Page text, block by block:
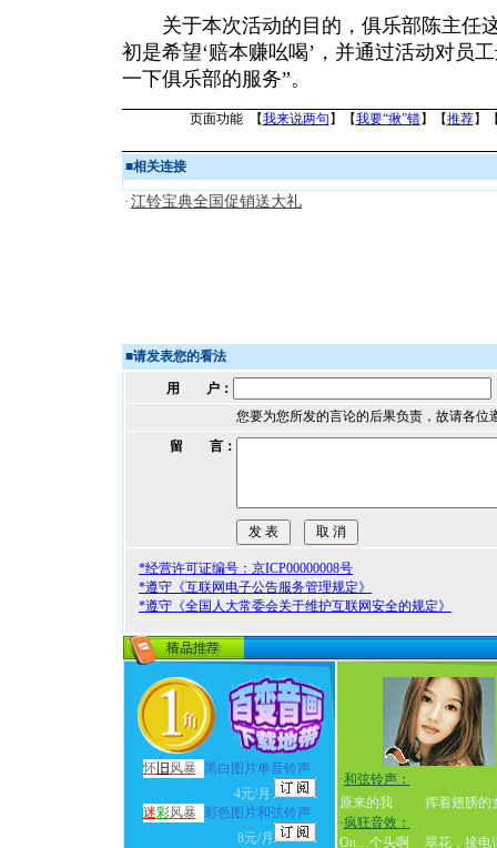
关于本次活动的目的，俱乐部陈主任
初是希望‘赔本赚吆喝’，并通过活动对员
一下俱乐部的服务”。
页面功能 【我来说两句 】【我要“揪”错】【推荐】
■相关连接
· 江铃宝典全国促销送大礼
■请发表您的看法
用 户：
您要为您所发的言论的后果负责，故请各位
留 言：
*经营许可证编号：京ICP00000008号
*遵守《互联网电子公告服务管理规定》
*遵守《全国人大常委会关于维护互联网安全的规定》
怀旧 风暴
黑白图片单音铃声
4元/月
迷彩风暴 彩色图片和弦铃声
8元/月
·和弦铃声：
原来的我
挥着翅膀的
·疯狂音效：
On…个头啊
翠花，接